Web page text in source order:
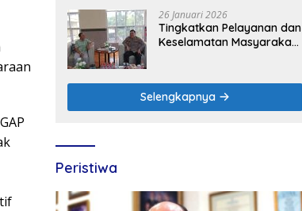
Green Enabler di Jawa
Timur
26 Januari 2026
Tingkatkan Pelayanan dan
Keselamatan Masyarakat,
Polres Nganjuk
Selengkapnya
Peristiwa